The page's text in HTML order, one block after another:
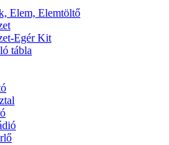
Elem, Elemtöltő
Egér Kit
tábla